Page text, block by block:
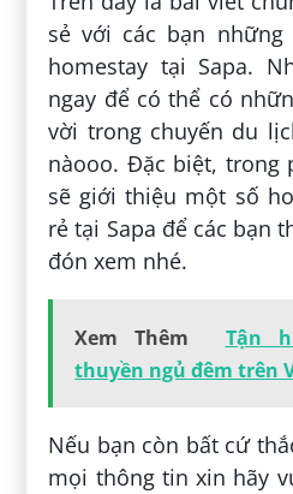
sẻ với các bạn
homestay tại Sapa.
ngay để có thể có
vời trong chuyến du
nàooo. Đặc biệt, trong
sẽ giới thiệu một số
rẻ tại Sapa để các bạn
đón xem nhé.
Xem Thêm
Tận
thuyền ngủ đêm trên
Nếu bạn còn bất cứ
mọi thông tin xin hãy